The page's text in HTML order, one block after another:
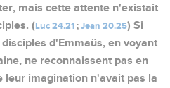
mais cette attente n'existait
(Luc 24.21 ; Jean 20.25) Si
d'Emmaüs, en voyant
ne reconnaissent pas en
leur imagination n'avait pas la